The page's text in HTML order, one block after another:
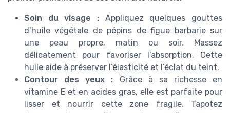
Soin du visage : Appliquez quelques gouttes
d’huile végétale de pépins de figue barbarie sur
une peau propre, matin ou soir. Massez
délicatement pour favoriser l’absorption. Cette
huile aide à préserver l’élasticité et l’éclat du teint.
Contour des yeux : Grâce à sa richesse en
vitamine E et en acides gras, elle est parfaite pour
lisser et nourrir cette zone fragile. Tapotez